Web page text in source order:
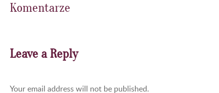
Komentarze
Leave a Reply
Your email address will not be published.